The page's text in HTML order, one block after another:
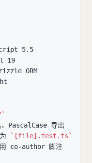
5.5
19
ORM
`
PascalCase 导出
`[file].test.ts`
用 co-author 脚注